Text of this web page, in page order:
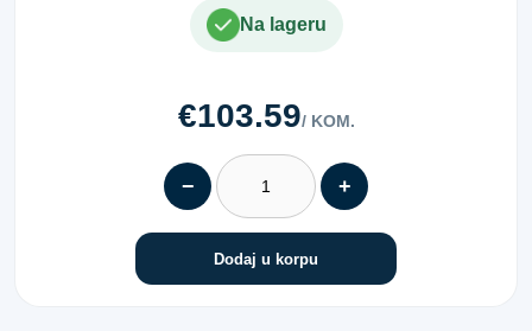
Na lageru
€103.59/ KOM.
− +
Dodaj u korpu